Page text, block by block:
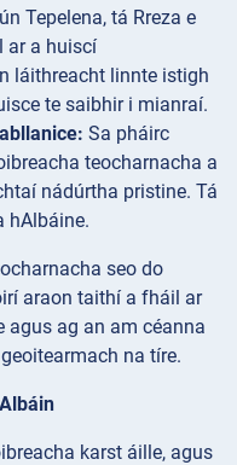
Tepelena, tá Rreza e
ar a huiscí
láithreacht linnte istigh
te saibhir i mianraí.
Sa pháirc
teocharnacha a
nádúrtha pristine. Tá
hAlbáine.
seo do
araon taithí a fháil ar
agus ag an am céanna
na tíre.
karst áille, agus